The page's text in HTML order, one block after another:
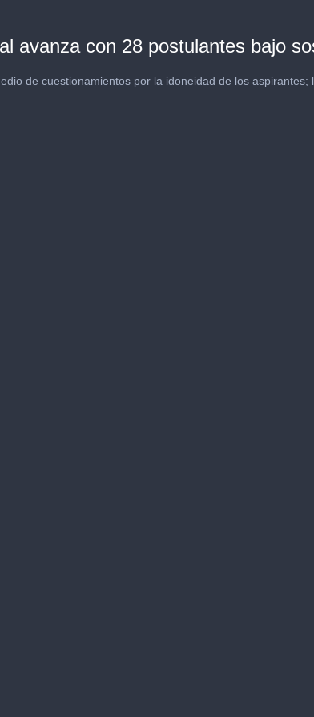
avanza con 28 postulantes bajo
de cuestionamientos por la idoneidad de los